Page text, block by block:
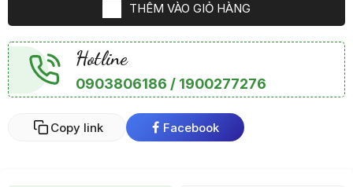
THÊM VÀO GIỎ HÀNG
Hotline
0903806186 / 1900277276
Copy link Facebook